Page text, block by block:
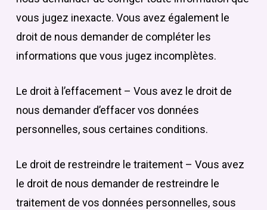
vous jugez inexacte. Vous avez également le
droit de nous demander de compléter les
informations que vous jugez incomplètes.
Le droit à l’effacement – Vous avez le droit de
nous demander d’effacer vos données
personnelles, sous certaines conditions.
Le droit de restreindre le traitement – Vous avez
le droit de nous demander de restreindre le
traitement de vos données personnelles, sous